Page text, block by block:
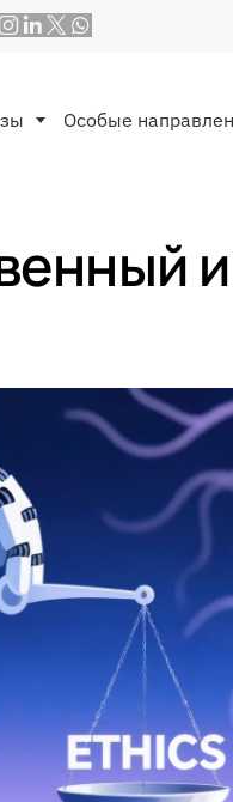
Особые